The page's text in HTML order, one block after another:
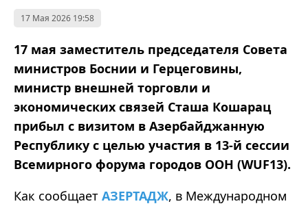
17 Мая 2026 19:58
17 мая заместитель председателя Совета
министров Боснии и Герцеговины,
министр внешней торговли и
экономических связей Сташа Кошарац
прибыл с визитом в Азербайджанную
Республику с целью участия в 13-й сессии
Всемирного форума городов ООН (WUF13).
Как сообщает АЗЕРТАДЖ, в Международном